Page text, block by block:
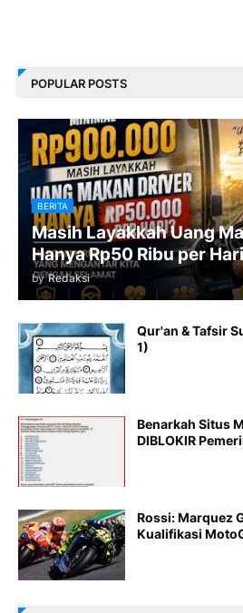
POPULAR POSTS
BERITA
Masih Layakkah Uang
Hanya Rp50 Ribu per
by Redaksi
Qur'an & Tafsir
1)
Benarkah Situs
DIBLOKIR
Rossi: Marquez
Kualifikasi